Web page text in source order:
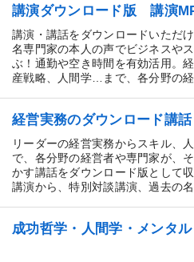
講演ダウンロード版 講演
講演・講話をダウンロードいただ
名専門家の本人の声でビジネスや
ぶ！通勤や空き時間を有効活用。
産戦略、人間学…まで、各分野の経
経営実務のダウンロード講話
リーダーの経営実務からスキル、
で、各分野の経営者や専門家が、
かす講話をダウンロード版として
講演から、特別対談講演、過去の
成功哲学・人間学・メンタル